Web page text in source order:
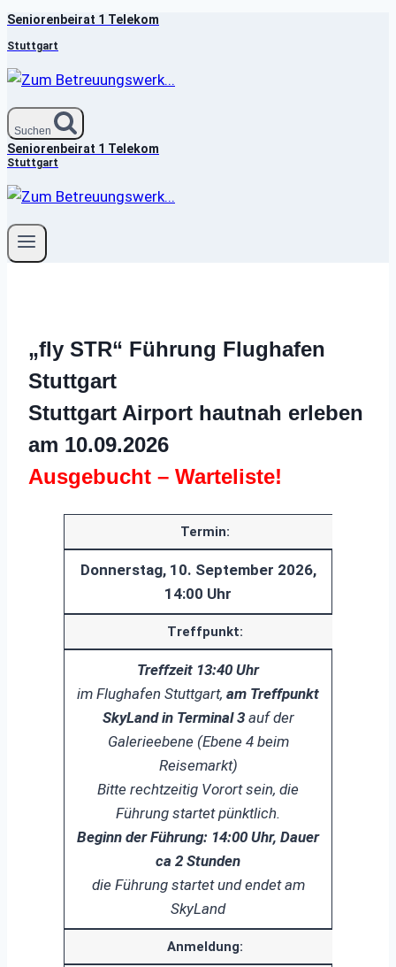
Zum
Inhalt
springen
Seniorenbeirat 1 Telekom
Stuttgart
Suchen
Seniorenbeirat 1 Telekom
Stuttgart
„fly STR“ Führung Flughafen
Stuttgart
Stuttgart Airport hautnah erleben
am 10.09.2026
Ausgebucht – Warteliste!
Termin:
Donnerstag, 10. September 2026,
14:00 Uhr
Treffpunkt:
Treffzeit 13:40 Uhr
im Flughafen Stuttgart, am Treffpunkt
SkyLand in Terminal 3auf der
Galerieebene (Ebene 4 beim
Reisemarkt)
Bitte rechtzeitig Vorort sein, die
Führung startet pünktlich.
Beginn der Führung: 14:00 Uhr, Dauer
ca 2 Stunden
die Führung startet und endet am
SkyLand
Anmeldung: